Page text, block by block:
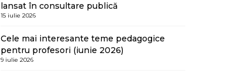
lansat în consultare publică
15 iulie 2026
Cele mai interesante teme pedagogice
pentru profesori (iunie 2026)
9 iulie 2026